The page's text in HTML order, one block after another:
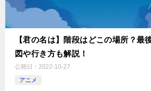
【君の名は】階段はどこの場所？最
図や行き方も解説！
公開日： 2022-10-27
アニメ